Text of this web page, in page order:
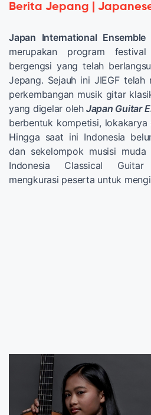
Berita Jepang |
Japan International Ensemble
merupakan program
bergengsi yang telah
Jepang. Sejauh ini JIEGF
perkembangan musik gitar
yang digelar olehJapan Guitar
berbentuk kompetisi,
Hingga saat ini Indonesia
dan sekelompok musisi
Indonesia Classical
mengkurasi peserta untuk